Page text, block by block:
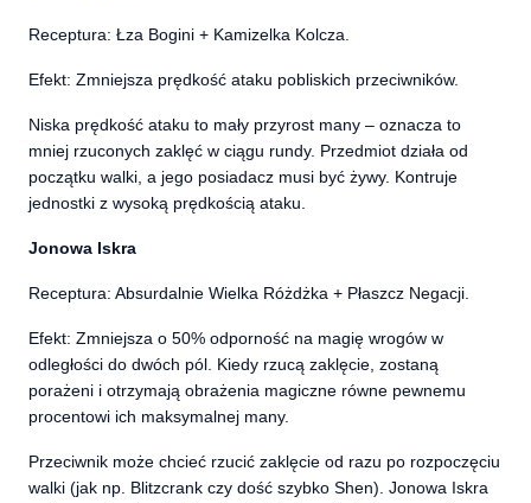
Receptura: Łza Bogini + Kamizelka Kolcza.
Efekt: Zmniejsza prędkość ataku pobliskich przeciwników.
Niska prędkość ataku to mały przyrost many – oznacza to
mniej rzuconych zaklęć w ciągu rundy. Przedmiot działa od
początku walki, a jego posiadacz musi być żywy. Kontruje
jednostki z wysoką prędkością ataku.
Jonowa Iskra
Receptura: Absurdalnie Wielka Różdżka + Płaszcz Negacji.
Efekt: Zmniejsza o 50% odporność na magię wrogów w
odległości do dwóch pól. Kiedy rzucą zaklęcie, zostaną
porażeni i otrzymają obrażenia magiczne równe pewnemu
procentowi ich maksymalnej many.
Przeciwnik może chcieć rzucić zaklęcie od razu po rozpoczęciu
walki (jak np. Blitzcrank czy dość szybko Shen). Jonowa Iskra